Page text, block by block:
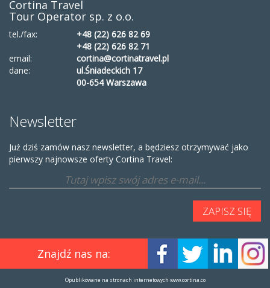
Cortina Travel
Tour Operator sp. z o.o.
tel./fax:
+48 (22) 626 82 69
+48 (22) 626 82 71
email:
cortina@cortinatravel.pl
dane:
ul.Śniadeckich 17
00-654 Warszawa
Newsletter
Już dziś zamów nasz newsletter, a będziesz otrzymywać jako
pierwszy najnowsze oferty Cortina Travel:
Znajdź nas na:
Opublikowane na stronach internetowych www.cortina.co